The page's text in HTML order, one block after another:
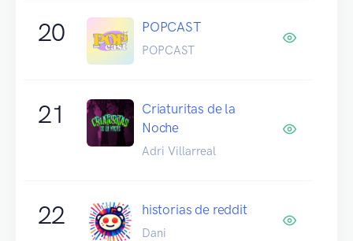
20 POPCAST
POPCAST
21
Criaturitas de la
Noche
Adri Villarreal
22 historias de reddit
Dani